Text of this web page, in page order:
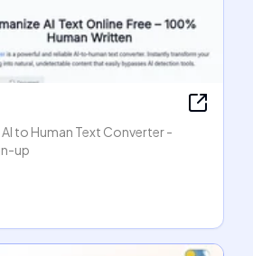
AI to Human Text Converter -
up